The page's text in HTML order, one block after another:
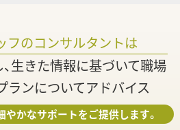
フのコンサルタントは
生きた情報に基づいて職場
ランについてアドバイス
やかなサポートをご提供します。